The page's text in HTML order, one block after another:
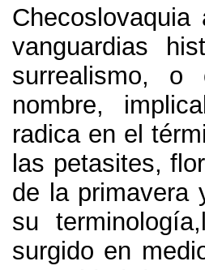
vanguardias
surrealismo, o
nombre,
radica en el
las petasites,
de la primavera
su terminología,
surgido en